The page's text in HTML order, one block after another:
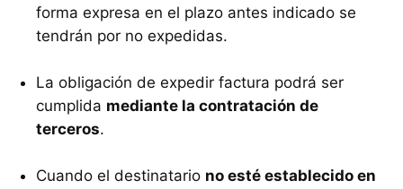
forma expresa en el plazo antes indicado se
tendrán por no expedidas.
La obligación de expedir factura podrá ser
cumplida mediante la contratación de
terceros.
Cuando el destinatario no esté establecido en